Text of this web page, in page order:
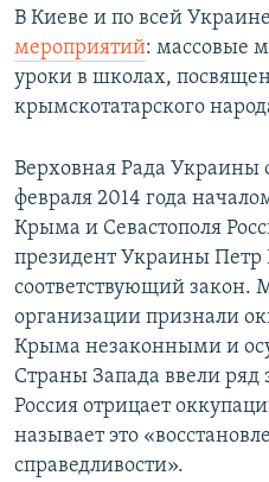
В Киеве и по всей
мероприятий: массовые
уроки в школах,
крымскотатарского
Верховная Рада Украины
февраля 2014 года
Крыма и Севастополя
президент Украины
соответствующий закон.
организации признали
Крыма незаконными и
Страны Запада ввели
Россия отрицает
называет это
справедливости».